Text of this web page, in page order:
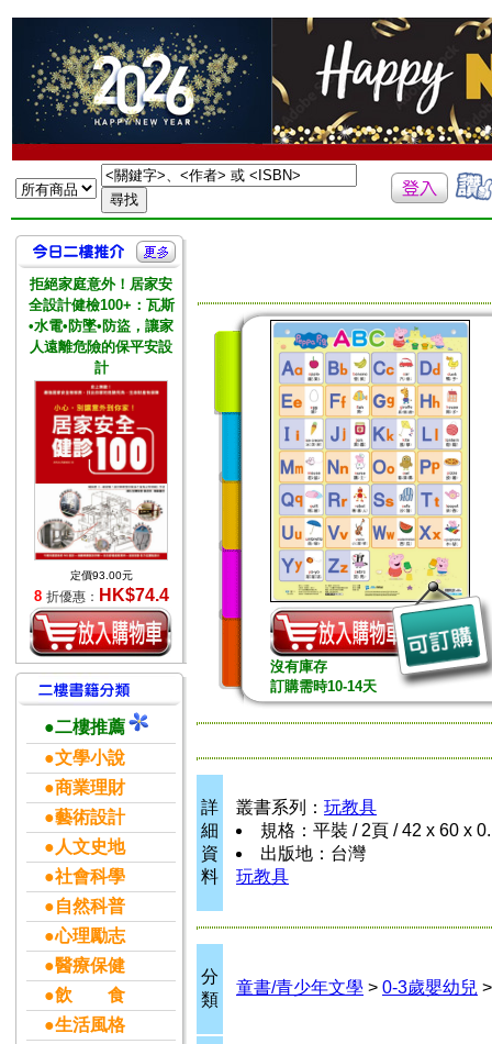
拒絕家庭意外！居家安
全設計健檢100+：瓦斯
•水電•防墜•防盜，讓家
人遠離危險的保平安設
計
定價93.00元
8 折優惠： HK$74.4
●二樓推薦
●文學小說
●商業理財
●藝術設計
●人文史地
●社會科學
●自然科普
●心理勵志
●醫療保健
●飲 食
●生活風格
沒有庫存
訂購需時10-14天
詳
細
資
料
叢書系列： 玩教具
規格：平裝 / 2頁 / 42 x 60 x
出版地：台灣
玩教具
分
類
童書/青少年文學 > 0-3歲嬰幼兒